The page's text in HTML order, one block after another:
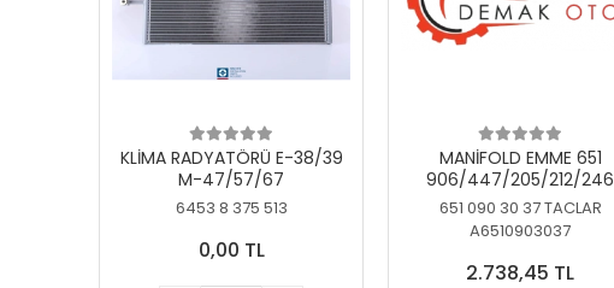
KLİMA RADYATÖRÜ E-38/39
M-47/57/67
6453 8 375 513
0,00 TL
MANİFOLD EMME 651
906/447/205/212/246
KELEBEKSİZ
651 090 30 37 TACLAR
A6510903037
2.738,45 TL